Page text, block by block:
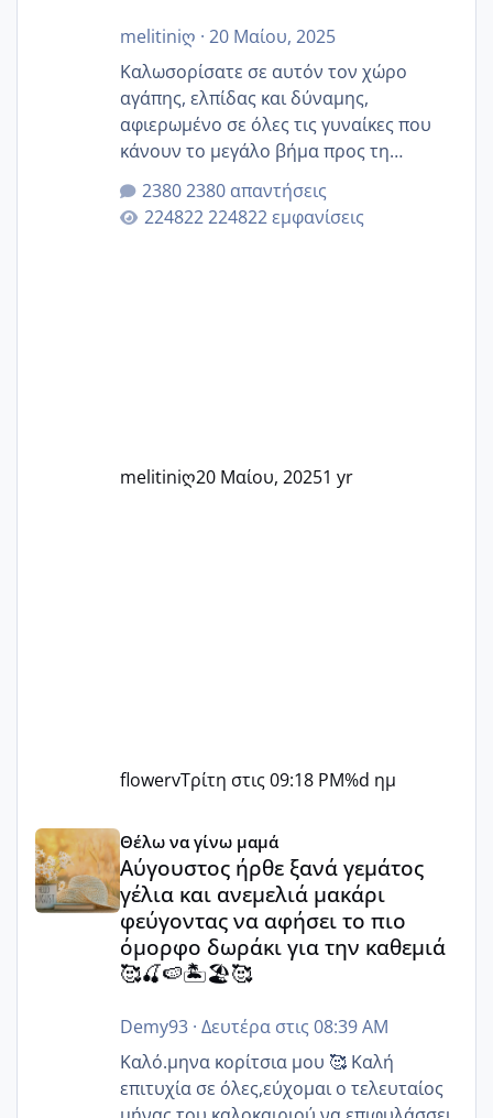
melitiniღ · 20 Μαίου, 2025
Καλωσορίσατε σε αυτόν τον χώρο
αγάπης, ελπίδας και δύναμης,
αφιερωμένο σε όλες τις γυναίκες που
κάνουν το μεγάλο βήμα προς τη
μητρότητα μέσω εξωσωματικής το 2025.
Εδώ θα μοιραστούμε αγωνίες, χαρές,
εμπειρίες και κάθε μικρή ή μεγάλη
2380 απαντήσεις
224822 εμφανίσεις
melitiniღ20 Μαίου, 20251 yr
flowervΤρίτη στις 09:18 PM%d ημ
Αύγουστος ήρθε ξανά γεμάτος γέλια και ανεμελιά
Θέλω να γίνω μαμά
Αύγουστος ήρθε ξανά γεμάτος
γέλια και ανεμελιά μακάρι
φεύγοντας να αφήσει το πιο
όμορφο δωράκι για την καθεμιά
🥰🍒🍉🏝️🏖️🥰
Demy93· Δευτέρα στις 08:39 AM
Καλό.μηνα κορίτσια μου 🥰 Καλή
επιτυχία σε όλες,εύχομαι ο τελευταίος